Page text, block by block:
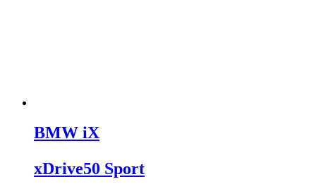
BMW iX
xDrive50 Sport